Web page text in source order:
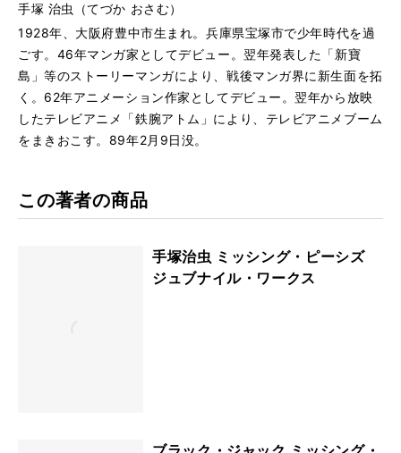
手塚 治虫（てづか おさむ）
1928年、大阪府豊中市生まれ。兵庫県宝塚市で少年時代を過
ごす。46年マンガ家としてデビュー。翌年発表した「新寶
島」等のストーリーマンガにより、戦後マンガ界に新生面を拓
く。62年アニメーション作家としてデビュー。翌年から放映
したテレビアニメ「鉄腕アトム」により、テレビアニメブーム
をまきおこす。89年2月9日没。
この著者の商品
手塚治虫 ミッシング・ピーシズ
ジュブナイル・ワークス